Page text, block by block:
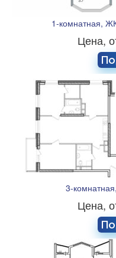
1-комнатная,
Цена,
3-
Цена,